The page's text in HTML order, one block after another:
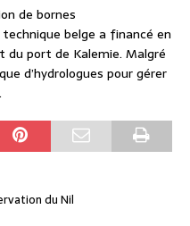
de bornes
belge a financé en
du port de Kalemie. Malgré
d’hydrologues pour gérer
du Nil